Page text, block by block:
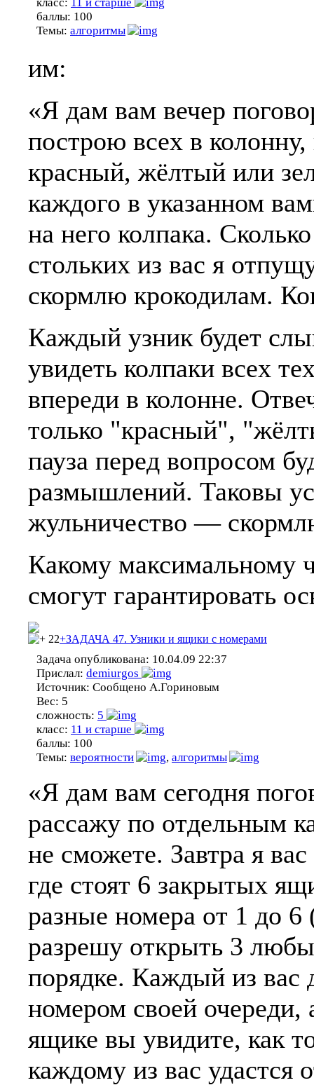
баллы: 100
Темы: алгоритмы
им:
«Я дам вам вечер
построю всех в
красный, жёлтый или
каждого в указанном
на него колпака.
стольких из вас я
скормлю крокодилам.
Каждый узник будет
увидеть колпаки всех
впереди в колонне.
только "красный",
пауза перед вопросом
размышлений. Таковы
жульничество —
Какому максимальному
смогут гарантировать
22+ЗАДАЧА 47. Узники и ящики с номерами
Задача опубликована: 10.04.09 22:37
Прислал: demiurgos
Источник: Сообщено А.Гориновым
Вес: 5
сложность: 5
класс: 11 и старше
баллы: 100
Темы: вероятности , алгоритмы
«Я дам вам сегодня
рассажу по отдельным
не сможете. Завтра я
где стоят 6 закрытых
разные номера от 1 до
разрешу открыть 3
порядке. Каждый из
номером своей
ящике вы увидите, как
каждому из вас